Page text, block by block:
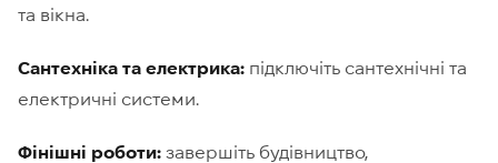
та вікна.
Сантехніка та електрика: підключіть сантехнічні та
електричні системи.
Фінішні роботи: завершіть будівництво,